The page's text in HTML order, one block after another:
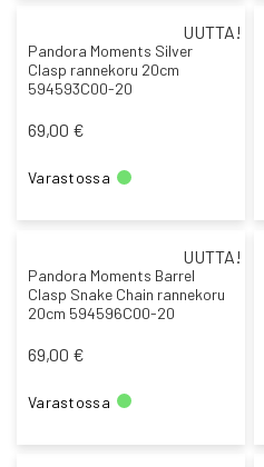
UUTTA!
Pandora Moments Silver
Clasp rannekoru 20cm
594593C00-20
69,00 €
Varastossa
UUTTA!
Pandora Moments Barrel
Clasp Snake Chain rannekoru
20cm 594596C00-20
69,00 €
Varastossa